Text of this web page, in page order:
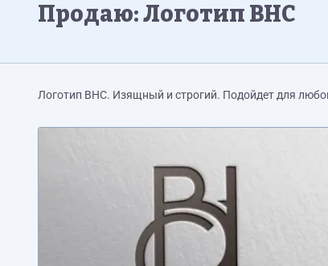
Продаю: Логотип ВНС
Логотип ВНС. Изящный и строгий. Подойдет для